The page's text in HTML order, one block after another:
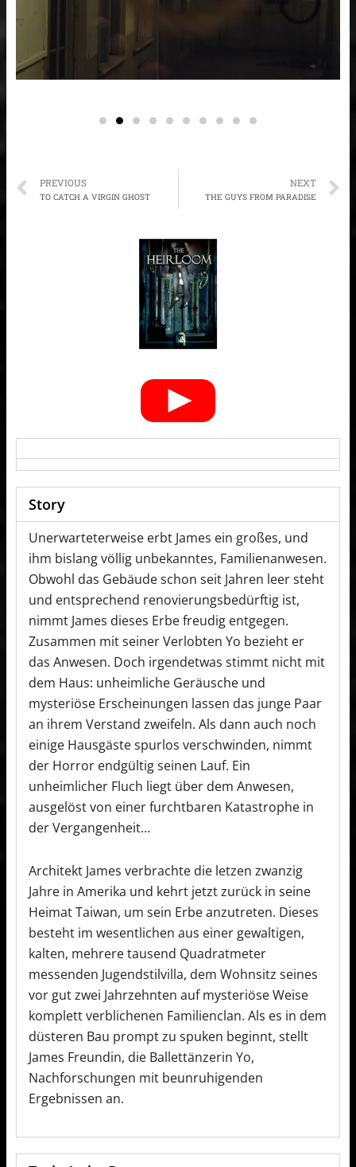
PREVIOUS
TO CATCH A VIRGIN GHOST
NEXT
THE GUYS FROM PARADISE
Story
Unerwarteterweise erbt James ein großes, und
ihm bislang völlig unbekanntes, Familienanwesen.
Obwohl das Gebäude schon seit Jahren leer steht
und entsprechend renovierungsbedürftig ist,
nimmt James dieses Erbe freudig entgegen.
Zusammen mit seiner Verlobten Yo bezieht er
das Anwesen. Doch irgendetwas stimmt nicht mit
dem Haus: unheimliche Geräusche und
mysteriöse Erscheinungen lassen das junge Paar
an ihrem Verstand zweifeln. Als dann auch noch
einige Hausgäste spurlos verschwinden, nimmt
der Horror endgültig seinen Lauf. Ein
unheimlicher Fluch liegt über dem Anwesen,
ausgelöst von einer furchtbaren Katastrophe in
der Vergangenheit…
Architekt James verbrachte die letzen zwanzig
Jahre in Amerika und kehrt jetzt zurück in seine
Heimat Taiwan, um sein Erbe anzutreten. Dieses
besteht im wesentlichen aus einer gewaltigen,
kalten, mehrere tausend Quadratmeter
messenden Jugendstilvilla, dem Wohnsitz seines
vor gut zwei Jahrzehnten auf mysteriöse Weise
komplett verblichenen Familienclan. Als es in dem
düsteren Bau prompt zu spuken beginnt, stellt
James Freundin, die Ballettänzerin Yo,
Nachforschungen mit beunruhigenden
Ergebnissen an.